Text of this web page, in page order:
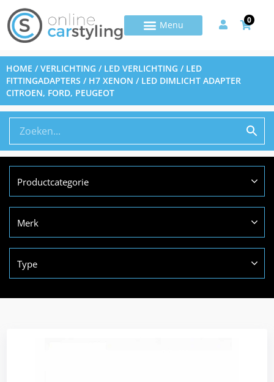
0
HOME /VERLICHTING / LED VERLICHTING / LED
FITTINGADAPTERS / H7 XENON / LED DIMLICHT ADAPTER
CITROEN, FORD, PEUGEOT
Productcategorie
Merk
Type